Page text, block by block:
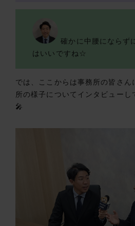
確かに中腰にならず
はいいですね☆
では、ここからは事務所の皆さん
所の様子についてインタビューし
🎤